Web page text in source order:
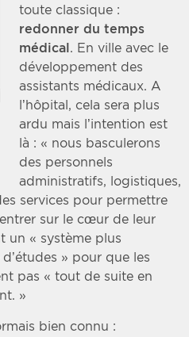
toute classique :
redonner du temps
médical . En ville avec le
développement des
assistants médicaux. A
l’hôpital, cela sera plus
ardu mais l’intention est
là : « nous basculerons
des personnels
administratifs, logistiques,
services pour permettre
sur le cœur de leur
un « système plus
» pour que les
pas « tout de suite en
»
bien connu :